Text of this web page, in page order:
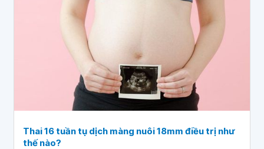
Thai 16 tuần tụ dịch màng nuôi 18mm điều trị như
thế nào?